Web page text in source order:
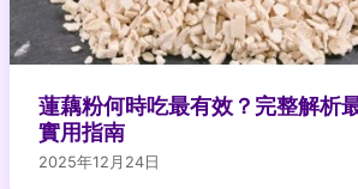
蓮藕粉何時吃最有效？完整解析
實用指南
2025年12月24日